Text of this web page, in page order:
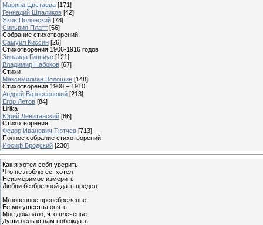
Марина Цветаева [171]
Геннадий Шпаликов [42]
Яков Полонский [78]
Сильвия Платт [56]
Собрание стихотворений
Самуил Киссин [26]
Стихотворения 1906-1916 годов
Зинаида Гиппиус [121]
Владимир Набоков [67]
Стихи
Максимилиан Волошин [148]
Стихотворения 1900 – 1910
Андрей Вознесенский [213]
Егор Летов [84]
Lirika
Юрий Левитанский [86]
Стихотворения
Федор Иванович Тютчев [713]
Полное собрание стихотворений
Иосиф Бродский [230]
Как я хотел себя уверить,
Что не люблю ее, хотел
Неизмеримое измерить,
Любви безбрежной дать предел.
Мгновенное пренебреженье
Ее могущества опять
Мне доказало, что влеченье
Души нельзя нам побеждать;